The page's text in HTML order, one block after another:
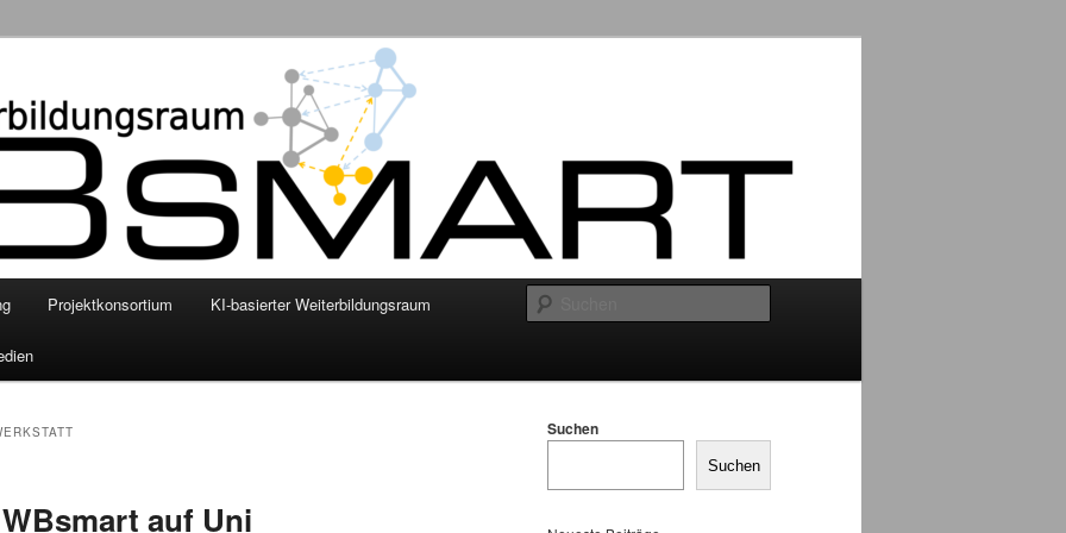
Grundlegung eines smarten KI-basierten digitalen
mittels personalisierter Empfehlungssysteme
Projektkonsortium KI-basierter Weiterbildungsraum
auf Uni
Suchen
Suchen